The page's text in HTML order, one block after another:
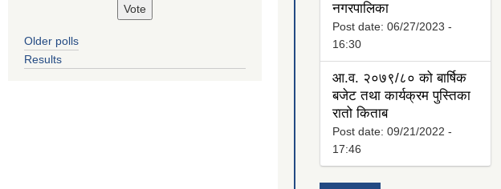
Older polls
Results
नगरपालिका
Post date: 06/27/2023 -
16:30
आ.व. २०७९/८० को बार्षिक
बजेट तथा कार्यक्रम पुस्तिका
रातो किताब
Post date: 09/21/2022 -
17:46